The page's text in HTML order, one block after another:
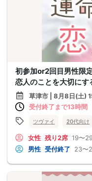
初参加or2回目男性限
恋人のことを大切にす
草津市 | 8月8日(土)
受付終了まで13時間
ツヴァイ 20代向け
女性 残り2席 19〜
男性 受付終了 23〜